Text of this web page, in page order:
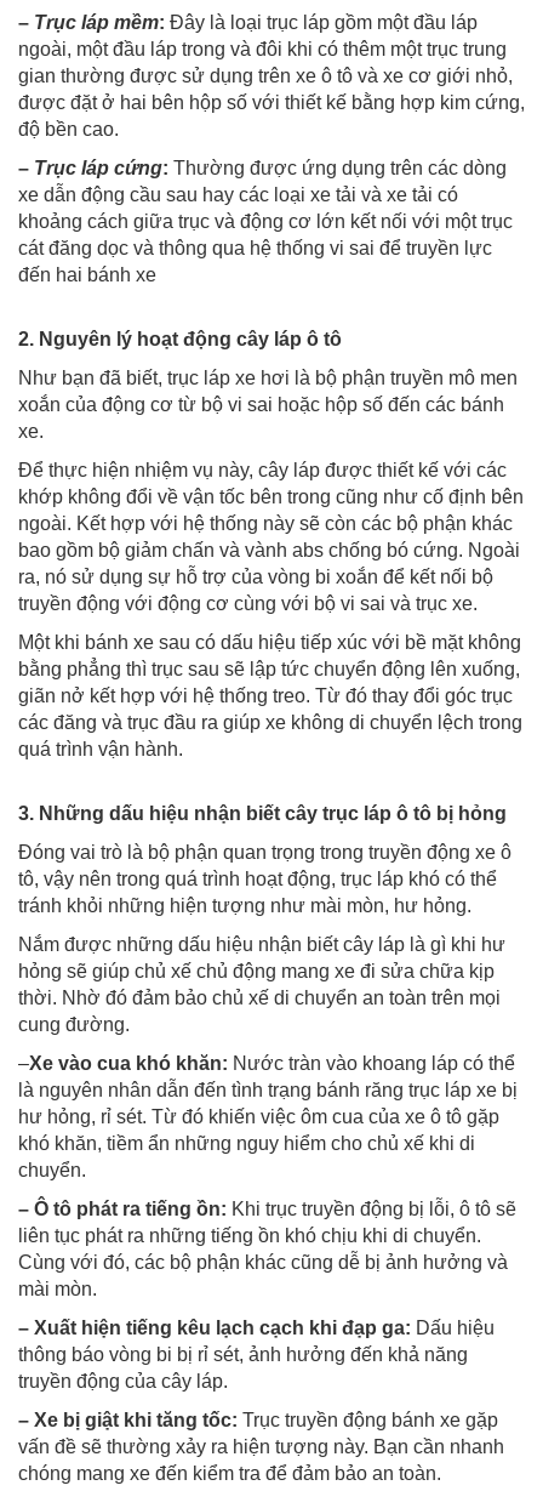
– Trục láp mềm: Đây là loại trục láp gồm một đầu láp
ngoài, một đầu láp trong và đôi khi có thêm một trục trung
gian thường được sử dụng trên xe ô tô và xe cơ giới nhỏ,
được đặt ở hai bên hộp số với thiết kế bằng hợp kim cứng,
độ bền cao.
– Trục láp cứng: Thường được ứng dụng trên các dòng
xe dẫn động cầu sau hay các loại xe tải và xe tải có
khoảng cách giữa trục và động cơ lớn kết nối với một trục
cát đăng dọc và thông qua hệ thống vi sai để truyền lực
đến hai bánh xe
2. Nguyên lý hoạt động cây láp ô tô
Như bạn đã biết, trục láp xe hơi là bộ phận truyền mô men
xoắn của động cơ từ bộ vi sai hoặc hộp số đến các bánh
xe.
Để thực hiện nhiệm vụ này, cây láp được thiết kế với các
khớp không đổi về vận tốc bên trong cũng như cố định bên
ngoài. Kết hợp với hệ thống này sẽ còn các bộ phận khác
bao gồm bộ giảm chấn và vành abs chống bó cứng. Ngoài
ra, nó sử dụng sự hỗ trợ của vòng bi xoắn để kết nối bộ
truyền động với động cơ cùng với bộ vi sai và trục xe.
Một khi bánh xe sau có dấu hiệu tiếp xúc với bề mặt không
bằng phẳng thì trục sau sẽ lập tức chuyển động lên xuống,
giãn nở kết hợp với hệ thống treo. Từ đó thay đổi góc trục
các đăng và trục đầu ra giúp xe không di chuyển lệch trong
quá trình vận hành.
3. Những dấu hiệu nhận biết cây trục láp ô tô bị hỏng
Đóng vai trò là bộ phận quan trọng trong truyền động xe ô
tô, vậy nên trong quá trình hoạt động, trục láp khó có thể
tránh khỏi những hiện tượng như mài mòn, hư hỏng.
Nắm được những dấu hiệu nhận biết cây láp là gì khi hư
hỏng sẽ giúp chủ xế chủ động mang xe đi sửa chữa kịp
thời. Nhờ đó đảm bảo chủ xế di chuyển an toàn trên mọi
cung đường.
–Xe vào cua khó khăn: Nước tràn vào khoang láp có thể
là nguyên nhân dẫn đến tình trạng bánh răng trục láp xe bị
hư hỏng, rỉ sét. Từ đó khiến việc ôm cua của xe ô tô gặp
khó khăn, tiềm ẩn những nguy hiểm cho chủ xế khi di
chuyển.
– Ô tô phát ra tiếng ồn: Khi trục truyền động bị lỗi, ô tô sẽ
liên tục phát ra những tiếng ồn khó chịu khi di chuyển.
Cùng với đó, các bộ phận khác cũng dễ bị ảnh hưởng và
mài mòn.
– Xuất hiện tiếng kêu lạch cạch khi đạp ga: Dấu hiệu
thông báo vòng bi bị rỉ sét, ảnh hưởng đến khả năng
truyền động của cây láp.
– Xe bị giật khi tăng tốc: Trục truyền động bánh xe gặp
vấn đề sẽ thường xảy ra hiện tượng này. Bạn cần nhanh
chóng mang xe đến kiểm tra để đảm bảo an toàn.